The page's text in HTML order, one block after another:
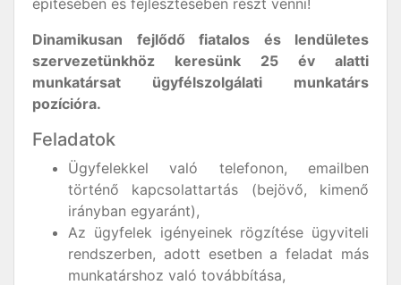
építésében és fejlesztésében részt venni!
Dinamikusan fejlődő fiatalos és lendületes
szervezetünkhöz keresünk 25 év alatti
munkatársat ügyfélszolgálati munkatárs
pozícióra.
Feladatok
Ügyfelekkel való telefonon, emailben
történő kapcsolattartás (bejövő, kimenő
irányban egyaránt),
Az ügyfelek igényeinek rögzítése ügyviteli
rendszerben, adott esetben a feladat más
munkatárshoz való továbbítása,